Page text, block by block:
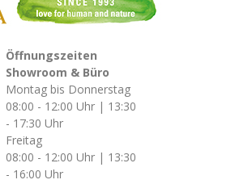
Öffnungszeiten
Showroom & Büro
Montag bis Donnerstag
08:00 - 12:00 Uhr | 13:30
- 17:30 Uhr
Freitag
08:00 - 12:00 Uhr | 13:30
- 16:00 Uhr